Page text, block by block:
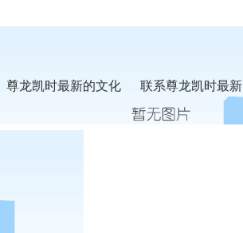
尊龙凯时最新的文化 联系尊龙凯时最新